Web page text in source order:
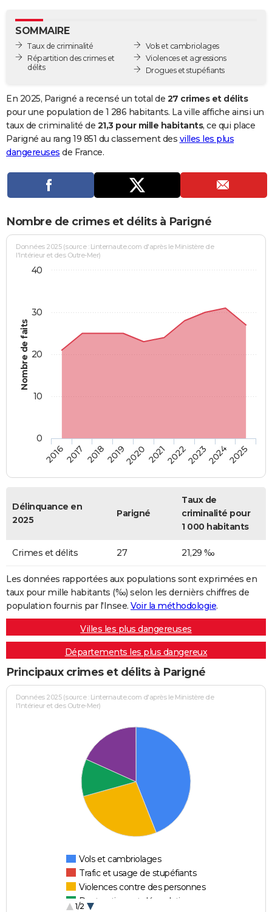
GUIDES D'ACHAT
BONS PLANS
Carte de Noël
Carte Bonne année
Carte Saint-Valentin
Carte Pâques
Carte d'anniversaire
DICTIONNAIRE
Dictionnaire
Biographies
Citations
Expressions
Proverbes
PROGRAMME TV
Se connecter
Entreprises
Service militaire
Avis de recherche
AVIS DE DÉCÈS
Bricolage
Lifestyle
Culture
Sport
Auto
Television
Voyage
Cinema
SOMMAIRE
Taux de criminalité
Répartition des crimes et
délits
Vols et cambriolages
Violences et agressions
Drogues et stupéfiants
En 2025, Parigné a recensé un total de 27 crimes et délits
pour une population de 1 286 habitants. La ville affiche ainsi un
taux de criminalité de 21,3 pour mille habitants, ce qui place
Parigné au rang 19 851 du classement des villes les plus
dangereuses de France.
Nombre de crimes et délits à Parigné
Nombre de faits
Données 2025 (source : Linternaute.com d'après le Ministère de
l'Intérieur et des Outre-Mer)
20162017 20182019202020212022202320242025
0
10
20
30
40
Délinquance en
2025
Parigné
Taux de
criminalité pour
1 000 habitants
Crimes et délits 27 21,29 ‰
Les données rapportées aux populations sont exprimées en
taux pour mille habitants (‰) selon les dernièrs chiffres de
population fournis par l'Insee. Voir la méthodologie.
Villes les plus dangereuses
Départements les plus dangereux
Principaux crimes et délits à Parigné
Données 2025 (source : Linternaute.com d'après le Ministère de
l'Intérieur et des Outre-Mer)
Vols et cambriolages
Trafic et usage de stupéfiants
Violences contre des personnes
Destructions et dégradations
1/2